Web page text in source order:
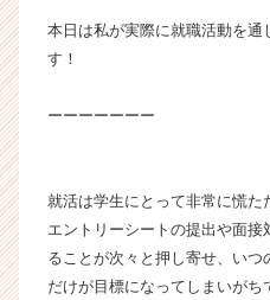
の
|
ベ
ン
チ
本日は私が実際に就職活動を通
す！
ーーーーーーー
就活は学生にとって非常に慌た
エントリーシートの提出や面
ることが次々と押し寄せ、いつ
だけが目標になってしまいがち